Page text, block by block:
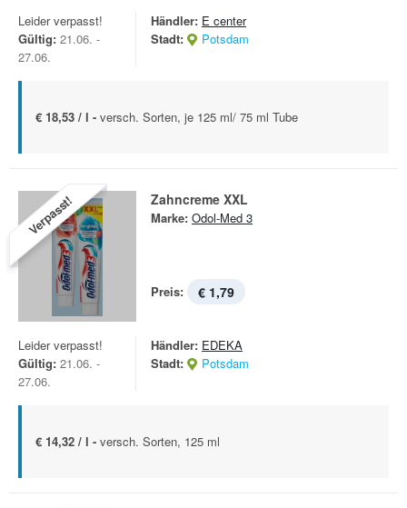
Leider verpasst!
Gültig: 21.06. -
27.06.
Händler: E center
Stadt:
Potsdam
€ 18,53 / l - versch. Sorten, je 125 ml/ 75 ml Tube
Verpasst! Zahncreme XXL
Marke: Odol-Med 3
Preis: € 1,79
Leider verpasst!
Gültig: 21.06. -
27.06.
Händler: EDEKA
Stadt:
Potsdam
€ 14,32 / l - versch. Sorten, 125 ml